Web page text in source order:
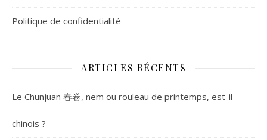
Politique de confidentialité
ARTICLES RÉCENTS
Le Chunjuan 春卷, nem ou rouleau de printemps, est-il
chinois ?